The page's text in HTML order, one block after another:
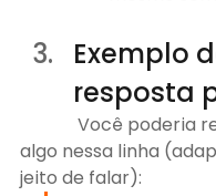
Exemplo
resposta
algo nessa linha
jeito de falar):